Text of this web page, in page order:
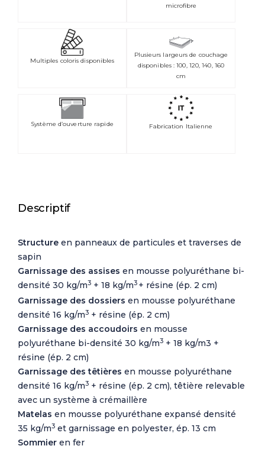
microfibre
Multiples coloris disponibles
Plusieurs largeurs de couchage
disponibles : 100, 120, 140, 160
cm
Système d’ouverture rapide Fabrication Italienne
Descriptif
Structure en panneaux de particules et traverses de
sapin
Garnissage des assises en mousse polyuréthane bi-
densité 30 kg/m3 + 18 kg/m3 + résine (ép. 2 cm)
Garnissage des dossiers en mousse polyuréthane
densité 16 kg/m3 + résine (ép. 2 cm)
Garnissage des accoudoirs en mousse
polyuréthane bi-densité 30 kg/m3 + 18 kg/m3 +
résine (ép. 2 cm)
Garnissage des têtières en mousse polyuréthane
densité 16 kg/m3 + résine (ép. 2 cm), têtière relevable
avec un système à crémaillère
Matelas en mousse polyuréthane expansé densité
35 kg/m3 et garnissage en polyester, ép. 13 cm
Sommier en fer